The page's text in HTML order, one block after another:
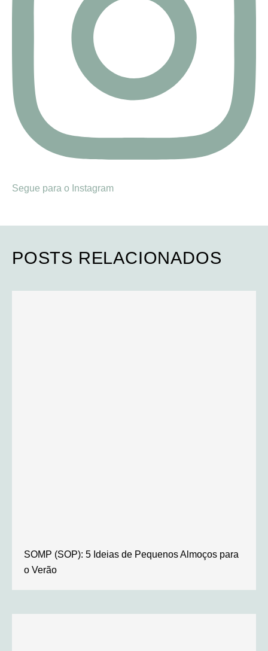
Segue para o Instagram
POSTS RELACIONADOS
SOMP (SOP): 5 Ideias de Pequenos Almoços para
o Verão